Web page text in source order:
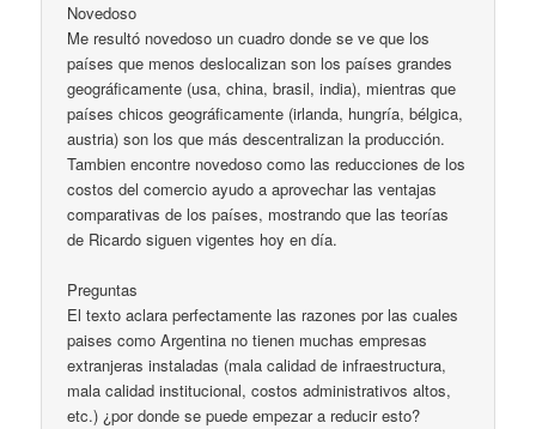
Novedoso
Me resultó novedoso un cuadro donde se ve que los
países que menos deslocalizan son los países grandes
geográficamente (usa, china, brasil, india), mientras que
países chicos geográficamente (irlanda, hungría, bélgica,
austria) son los que más descentralizan la producción.
Tambien encontre novedoso como las reducciones de los
costos del comercio ayudo a aprovechar las ventajas
comparativas de los países, mostrando que las teorías
de Ricardo siguen vigentes hoy en día.
Preguntas
El texto aclara perfectamente las razones por las cuales
paises como Argentina no tienen muchas empresas
extranjeras instaladas (mala calidad de infraestructura,
mala calidad institucional, costos administrativos altos,
etc.) ¿por donde se puede empezar a reducir esto?